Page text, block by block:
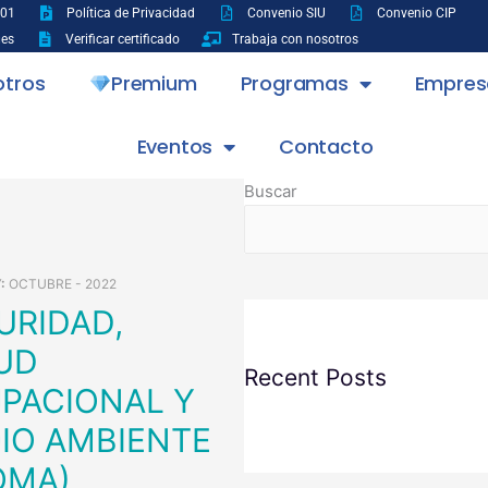
Política de Privacidad Convenio SIU
Convenio CIP
Verificar certificado Trabaja con nosotros
Premium Programas
Eventos Contacto
OCTUBRE - 2022
Y
AMBIENTE
Buscar
Recent Posts